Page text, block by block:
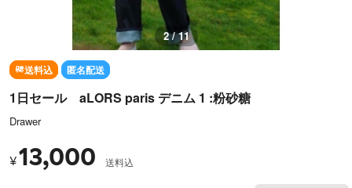
3 / 11
送料込 匿名配送
1日セール aLORS paris デニム 1 :粉砂糖
Drawer
¥13,000 送料込